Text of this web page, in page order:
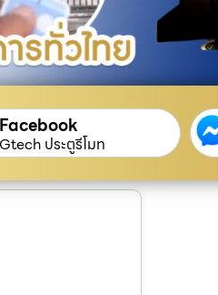
Facebook
Gtech ประตูรีโมท